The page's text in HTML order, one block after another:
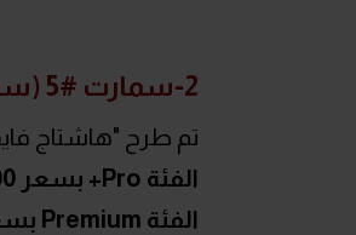
2-سمارت #5 (سعر 2 مليون و99 ألف جنيه)
تم طرح "هاشتاج
الفئة Pro+ بسعر 2,099,000 جنيه
الفئة Premium بسعر 2,449,000 جنيه